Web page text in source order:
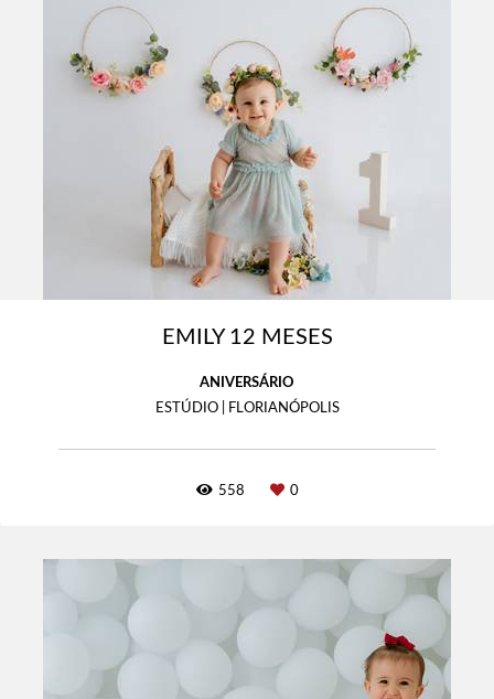
EMILY 12 MESES
ANIVERSÁRIO
ESTÚDIO | FLORIANÓPOLIS
558 0